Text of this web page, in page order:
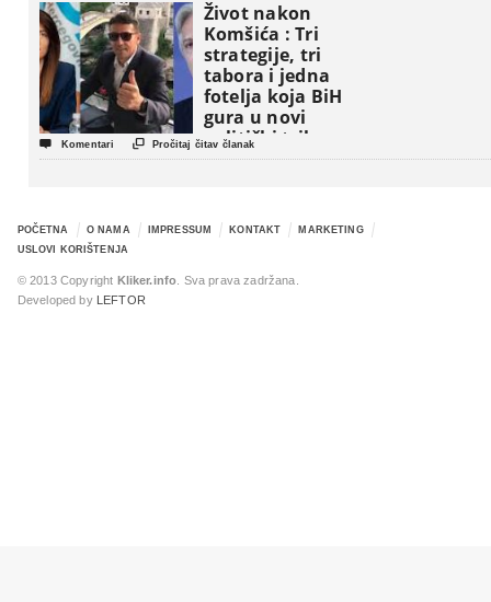
Život nakon
Komšića : Tri
strategije, tri
tabora i jedna
fotelja koja BiH
gura u novi
politički triler
 Komentari  Pročitaj čitav članak
POČETNA O NAMA IMPRESSUM KONTAKT
MARKETING
USLOVI KORIŠTENJA
© 2013 Copyright Kliker.info . Sva prava zadržana.
Developed by
LEFTOR